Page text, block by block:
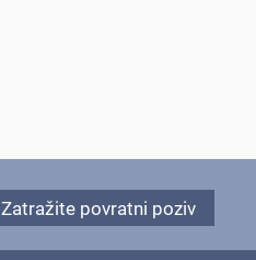
Zatražite povratni poziv